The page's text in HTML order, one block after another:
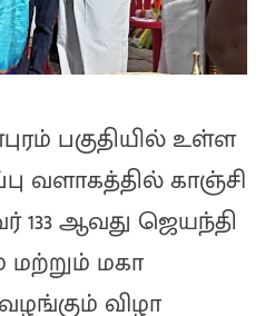
பகுதியில் உள்ள
வளாகத்தில் காஞ்சி
133 ஆவது ஜெயந்தி
மற்றும் மகா
விழா